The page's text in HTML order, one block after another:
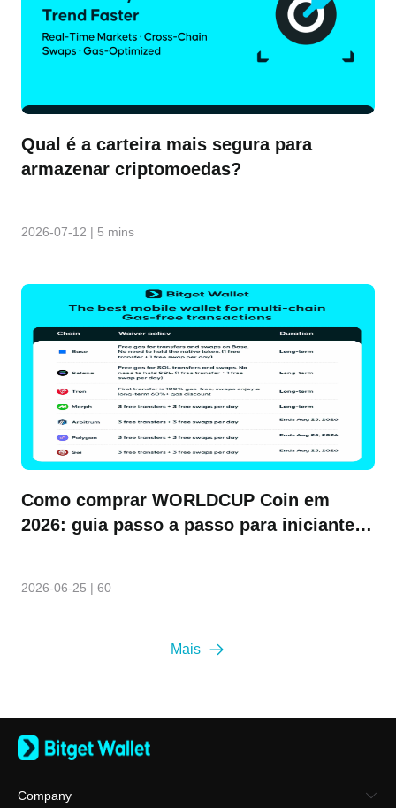
Qual é a carteira mais segura para
armazenar criptomoedas?
2026-07-12 | 5 mins
Como comprar WORLDCUP Coin em
2026: guia passo a passo para iniciantes
2026-06-25 | 60
Mais
Company